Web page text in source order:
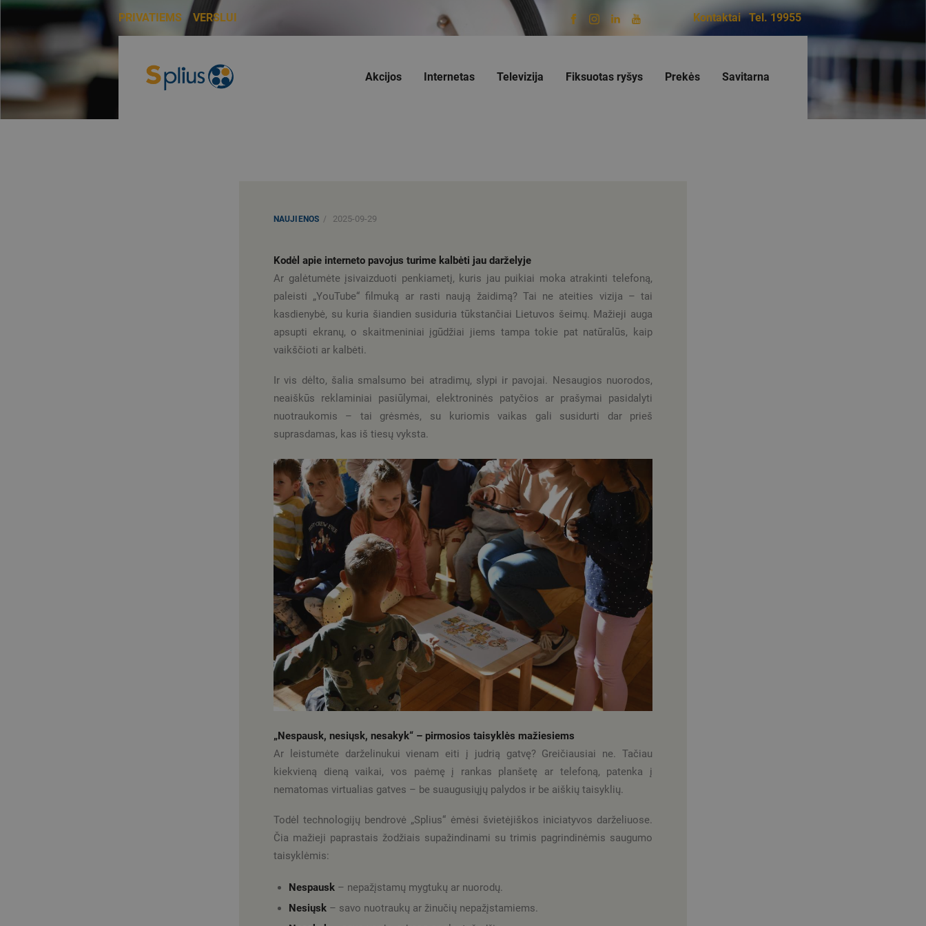
PRIVATIEMS VERSLUI Kontaktai Tel. 19955
Akcijos Internetas Televizija Fiksuotas ryšys Prekės Savitarna
PREKĖS
SAVITARNA
NAUJIENOS 2025-09-29
Kodėl apie interneto pavojus turime kalbėti jau darželyje
Ar galėtumėte įsivaizduoti penkiametį, kuris jau puikiai moka atrakinti telefoną,
paleisti „YouTube“ filmuką ar rasti naują žaidimą? Tai ne ateities vizija – tai
kasdienybė, su kuria šiandien susiduria tūkstančiai Lietuvos šeimų. Mažieji auga
apsupti ekranų, o skaitmeniniai įgūdžiai jiems tampa tokie pat natūralūs, kaip
vaikščioti ar kalbėti.
Ir vis dėlto, šalia smalsumo bei atradimų, slypi ir pavojai. Nesaugios nuorodos,
neaiškūs reklaminiai pasiūlymai, elektroninės patyčios ar prašymai pasidalyti
nuotraukomis – tai grėsmės, su kuriomis vaikas gali susidurti dar prieš
suprasdamas, kas iš tiesų vyksta.
„Nespausk, nesiųsk, nesakyk“ – pirmosios taisyklės mažiesiems
Ar leistumėte darželinukui vienam eiti į judrią gatvę? Greičiausiai ne. Tačiau
kiekvieną dieną vaikai, vos paėmę į rankas planšetę ar telefoną, patenka į
nematomas virtualias gatves – be suaugusiųjų palydos ir be aiškių taisyklių.
Todėl technologijų bendrovė „Splius“ ėmėsi švietėjiškos iniciatyvos darželiuose.
Čia mažieji paprastais žodžiais supažindinami su trimis pagrindinėmis saugumo
taisyklėmis:
Nespausk – nepažįstamų mygtukų ar nuorodų.
Nesiųsk – savo nuotraukų ar žinučių nepažįstamiems.